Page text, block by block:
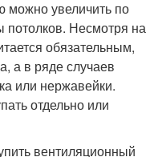
можно увеличить по
потолков. Несмотря на
обязательным,
а в ряде случаев
или нержавейки.
отдельно или
вентиляционный